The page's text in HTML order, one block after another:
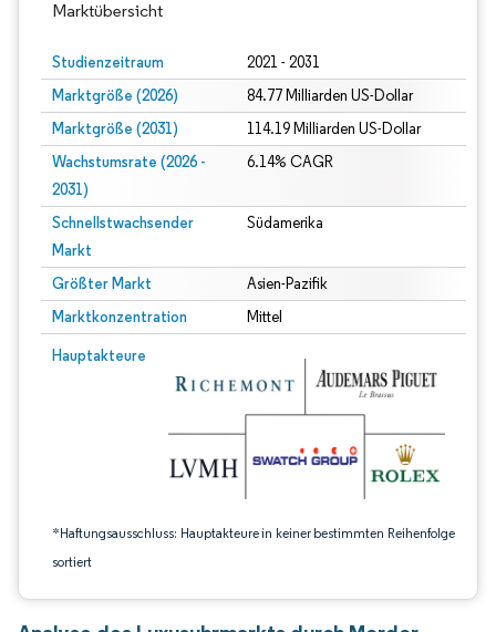
Marktübersicht
Studienzeitraum 2021 - 2031
Marktgröße (2026) 84.77 Milliarden US-Dollar
Marktgröße (2031) 114.19 Milliarden US-Dollar
Wachstumsrate (2026 -
2031)
6.14% CAGR
Schnellstwachsender
Markt
Südamerika
Größter Markt Asien-Pazifik
Marktkonzentration Mittel
Hauptakteure
*Haftungsausschluss: Hauptakteure in keiner bestimmten Reihenfolge
sortiert
Bild © Mordor Intelligence. Wiederverwendung erfordert Namensnennung